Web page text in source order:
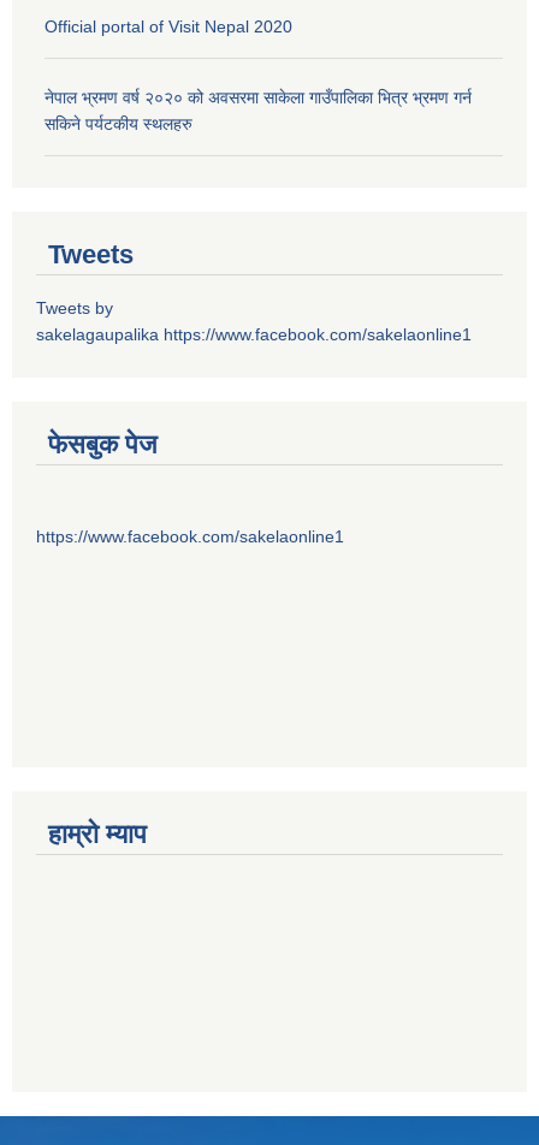
Official portal of Visit Nepal 2020
नेपाल भ्रमण वर्ष २०२० को अवसरमा साकेला गाउँपालिका भित्र भ्रमण गर्न
सकिने पर्यटकीय स्थलहरु
Tweets
Tweets by
sakelagaupalika https://www.facebook.com/sakelaonline1
फेसबुक पेज
https://www.facebook.com/sakelaonline1
हाम्राे म्याप